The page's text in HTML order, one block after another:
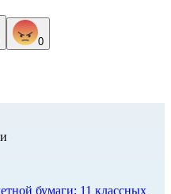
0
бумаги: 11 классных